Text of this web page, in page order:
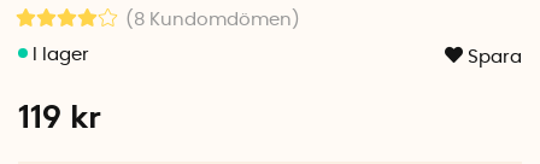
(8 Kundomdömen )
Spara
119 kr